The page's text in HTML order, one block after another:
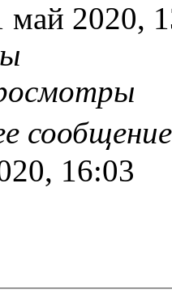
май 2020,
16:03